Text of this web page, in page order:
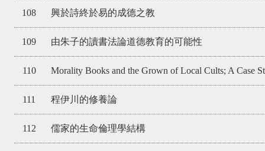
108 興於詩終於易的成德之教
109 由朱子的讀書法論道德教育的可能性
110 Morality Books and the Grown of Local Cults; A Case
111 程伊川的修養論
112 儒家的生命倫理學結構